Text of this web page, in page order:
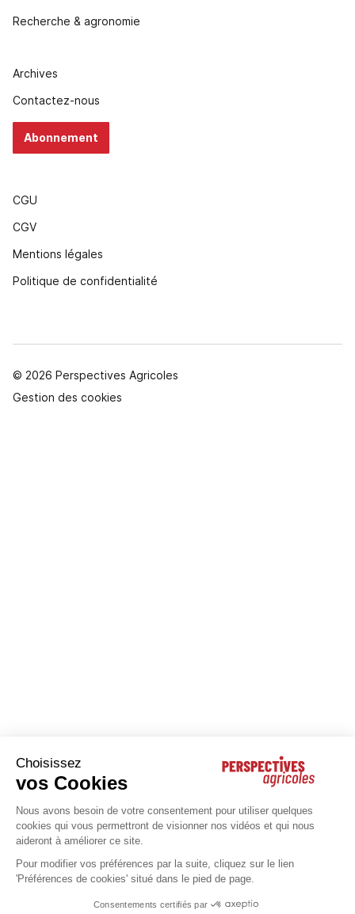
Recherche & agronomie
Archives
Contactez-nous
Abonnement
CGU
CGV
Mentions légales
Politique de confidentialité
© 2026 Perspectives Agricoles
Gestion des cookies